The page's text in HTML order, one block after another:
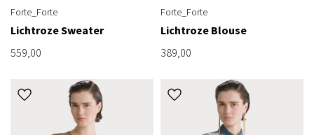
Forte_Forte
Lichtroze Sweater
559,00
Forte_Forte
Lichtroze Blouse
389,00